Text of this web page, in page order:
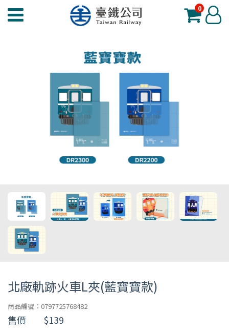
臺
0 登
入
北廠軌跡火車L夾(藍寶寶款)
商品編號：0797725768482
售價
$139